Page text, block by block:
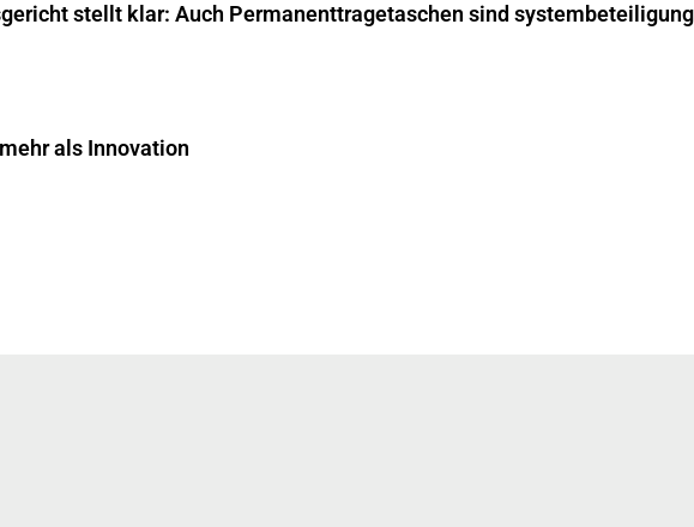
stellt klar: Auch Permanenttragetaschen sind
als Innovation